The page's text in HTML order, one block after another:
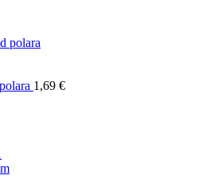
1,69 €